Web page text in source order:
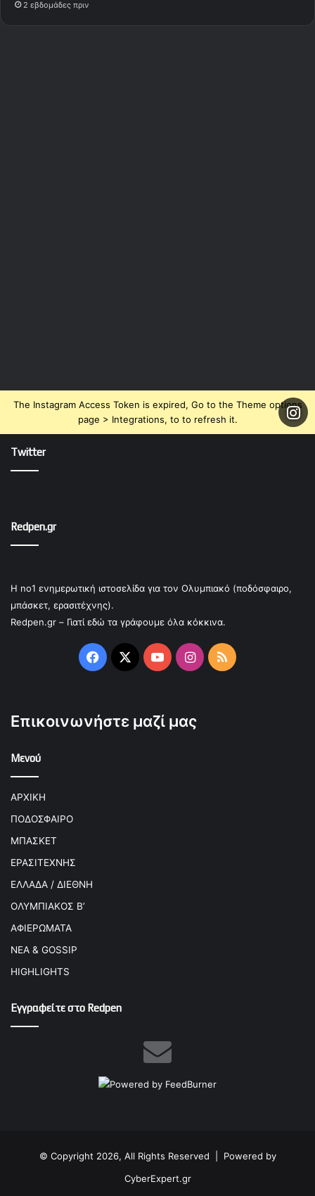
2 εβδομάδες πριν
The Instagram Access Token is expired, Go to the Theme options
page > Integrations, to to refresh it.
Twitter
Redpen.gr
Η no1 ενημερωτική ιστοσελίδα για τον Ολυμπιακό (ποδόσφαιρο,
μπάσκετ, ερασιτέχνης).
Redpen.gr – Γιατί εδώ τα γράφουμε όλα κόκκινα.
Facebook
X YouTubeInstagram
RSS
Επικοινωνήστε μαζί μας
Μενού
ΑΡΧΙΚΗ
ΠΟΔΟΣΦΑΙΡΟ
ΜΠΑΣΚΕΤ
ΕΡΑΣΙΤΕΧΝΗΣ
ΕΛΛΑΔΑ / ΔΙΕΘΝΗ
ΟΛΥΜΠΙΑΚΟΣ Β’
ΑΦΙΕΡΩΜΑΤΑ
ΝΕΑ & GOSSIP
HIGHLIGHTS
Εγγραφείτε στο Redpen
© Copyright 2026, All Rights Reserved | Powered by
CyberExpert.gr